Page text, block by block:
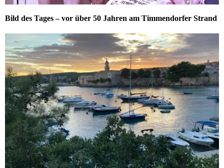
Bild des Tages – vor über 50 Jahren am Timmendorfer Strand